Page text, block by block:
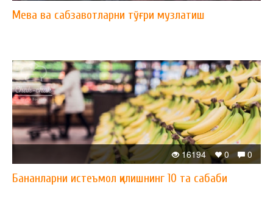
Мева ва сабзавотларни тўғри музлатиш
0
0
16194
Бананларни истеъмол қилишнинг 10 та сабаби